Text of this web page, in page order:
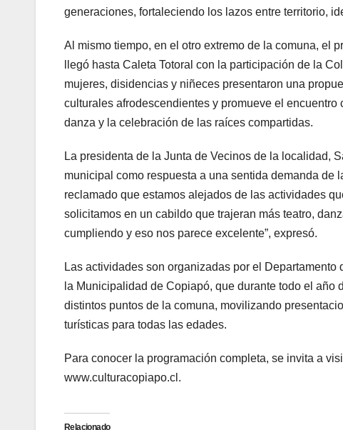
generaciones, fortaleciendo los lazos entre territorio,
Al mismo tiempo, en el otro extremo de la comuna, el
llegó hasta Caleta Totoral con la participación de la
mujeres, disidencias y niñeces presentaron una
culturales afrodescendientes y promueve el encuentro
danza y la celebración de las raíces compartidas.
La presidenta de la Junta de Vecinos de la localidad,
municipal como respuesta a una sentida demanda de
reclamado que estamos alejados de las actividades
solicitamos en un cabildo que trajeran más teatro,
cumpliendo y eso nos parece excelente”, expresó.
Las actividades son organizadas por el Departamento
la Municipalidad de Copiapó, que durante todo el año
distintos puntos de la comuna, movilizando
turísticas para todas las edades.
Para conocer la programación completa, se invita a
www.culturacopiapo.cl.
Relacionado